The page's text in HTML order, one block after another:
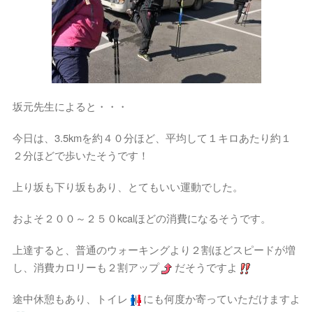
坂元先生によると・・・
今日は、3.5kmを約４０分ほど、平均して１キロあたり約１
２分ほどで歩いたそうです！
上り坂も下り坂もあり、とてもいい運動でした。
およそ２００～２５０kcalほどの消費になるそうです。
上達すると、普通のウォーキングより２割ほどスピードが増
し、消費カロリーも２割アップ
だそうですよ
途中休憩もあり、トイレ にも何度か寄っていただけますよ